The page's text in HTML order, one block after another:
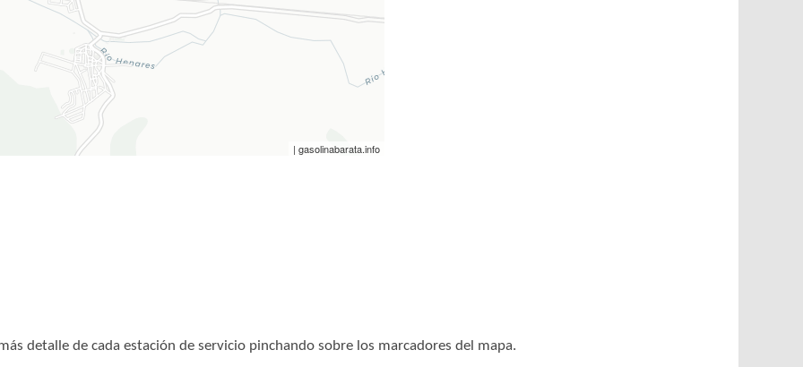
| gasolinabarata.info
detalle de cada estación de servicio pinchando sobre los marcadores del mapa.